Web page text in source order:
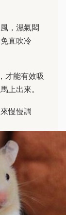
，濕氣悶
直吹冷
才能有效吸
上出來。
慢慢調